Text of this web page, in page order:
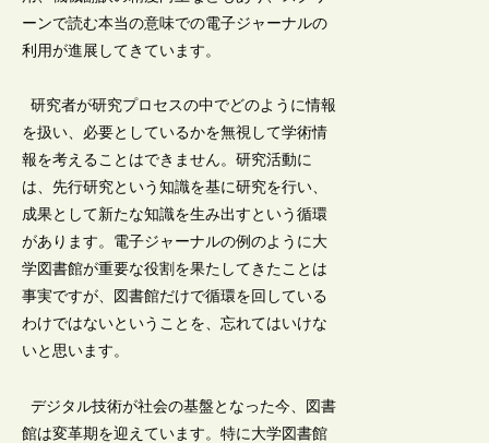
ーンで読む本当の意味での電子ジャーナルの
利用が進展してきています。
研究者が研究プロセスの中でどのように情報
を扱い、必要としているかを無視して学術情
報を考えることはできません。研究活動に
は、先行研究という知識を基に研究を行い、
成果として新たな知識を生み出すという循環
があります。電子ジャーナルの例のように大
学図書館が重要な役割を果たしてきたことは
事実ですが、図書館だけで循環を回している
わけではないということを、忘れてはいけな
いと思います。
デジタル技術が社会の基盤となった今、図書
館は変革期を迎えています。特に大学図書館